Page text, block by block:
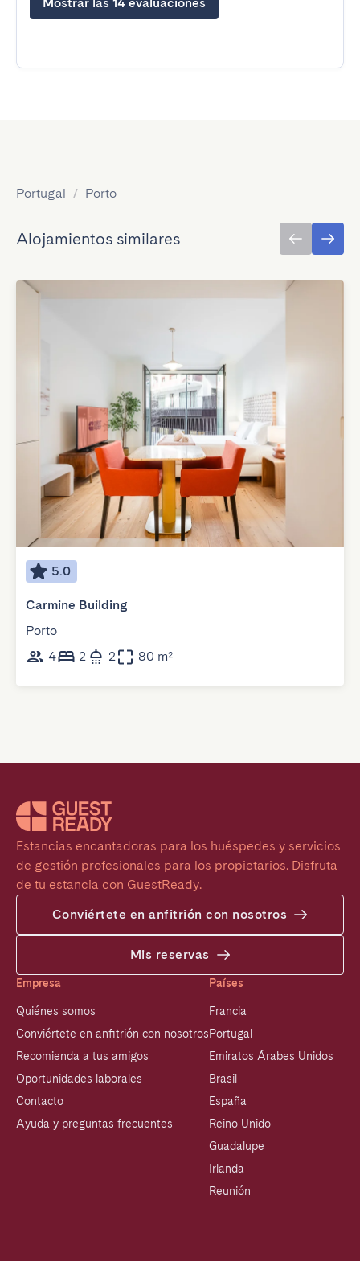
Portugal / Porto
Alojamientos similares
5.0
Carmine Building
Porto
4
2 2 80 m²
Estancias encantadoras para los huéspedes y servicios
de gestión profesionales para los propietarios. Disfruta
de tu estancia con GuestReady.
Conviértete en anfitrión con nosotros
Mis reservas
Empresa
Quiénes somos
Conviértete en anfitrión con nosotros
Recomienda a tus amigos
Oportunidades laborales
Contacto
Ayuda y preguntas frecuentes
Países
Francia
Portugal
Emiratos Árabes Unidos
Brasil
España
Reino Unido
Guadalupe
Irlanda
Reunión